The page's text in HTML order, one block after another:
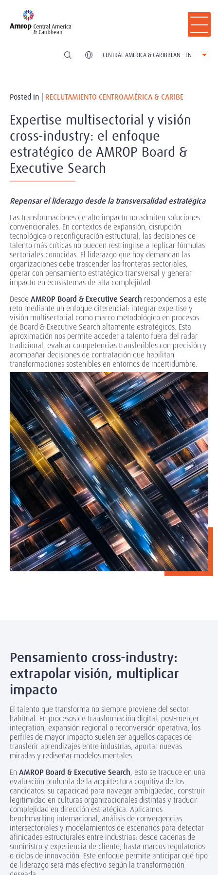
CENTRAL AMERICA & CARIBBEAN - EN
Posted in | RECLUTAMIENTO CENTROAMÉRICA & CARIBE
Expertise multisectorial y visión
cross-industry: el enfoque
estratégico de AMROP Board &
Executive Search
Repensar el liderazgo desde la transversalidad estratégica
Las transformaciones de alto impacto no admiten soluciones
convencionales. En contextos de expansión, disrupción
tecnológica o reconfiguración estructural, las decisiones de
talento más críticas no pueden restringirse a replicar fórmulas
sectoriales conocidas. El liderazgo que hoy demandan las
organizaciones debe trascender las fronteras sectoriales,
operar con pensamiento estratégico transversal y generar
impacto en ecosistemas de alta complejidad.
DesdeAMROP Board & Executive Search respondemos a este
reto mediante un enfoque diferencial: integrar expertise y
visión multisectorial como marco metodológico en procesos
de Board & Executive Search altamente estratégicos. Esta
aproximación nos permite acceder a talento fuera del radar
tradicional, evaluar competencias transferibles con precisión y
acompañar decisiones de contratación que habilitan
transformaciones sostenibles en entornos de incertidumbre.
Pensamiento cross-industry:
extrapolar visión, multiplicar
impacto
El talento que transforma no siempre proviene del sector
habitual. En procesos de transformación digital, post-merger
integration, expansión regional o reconversión operativa, los
perfiles de mayor impacto suelen ser aquellos capaces de
transferir aprendizajes entre industrias, aportar nuevas
miradas y rediseñar modelos mentales.
En AMROP Board & Executive Search, esto se traduce en una
evaluación profunda de la arquitectura cognitiva de los
candidatos: su capacidad para navegar ambigüedad, construir
legitimidad en culturas organizacionales distintas y traducir
complejidad en dirección estratégica. Aplicamos
benchmarking internacional, análisis de convergencias
intersectoriales y modelamientos de escenarios para detectar
afinidades estructurales entre industrias: desde cadenas de
suministro y experiencia de cliente, hasta marcos regulatorios
o ciclos de innovación. Este enfoque permite anticipar qué tipo
de liderazgo será más efectivo según la transformación